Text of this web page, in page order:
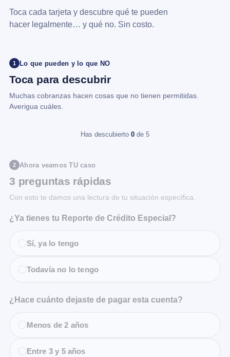
Toca cada tarjeta y descubre qué te pueden
hacer legalmente… y qué no. Sin costo.
1 Lo que pueden y lo que NO
Toca para descubrir
Muchas cobranzas hacen cosas que no tienen permitidas.
Averigua cuáles.
Has descubierto 0 de 5
2 Ahora veamos TU caso
3 preguntas rápidas
Con esto te damos una lectura de tu situación específica.
¿Ya tienes tu Reporte de Crédito Especial?
Sí, ya lo tengo
Todavía no lo tengo
¿Hace cuánto dejaste de pagar esta cuenta?
Menos de 2 años
Entre 3 y 5 años